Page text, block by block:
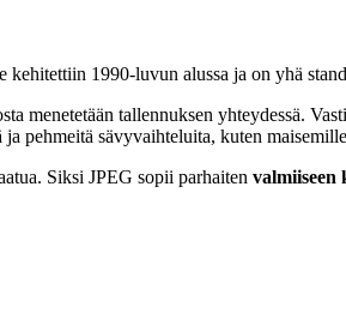
1990-luvun alussa ja on yhä
menetetään tallennuksen yhteydessä.
pehmeitä sävyvaihteluita, kuten
Siksi JPEG sopii parhaiten valmiiseen